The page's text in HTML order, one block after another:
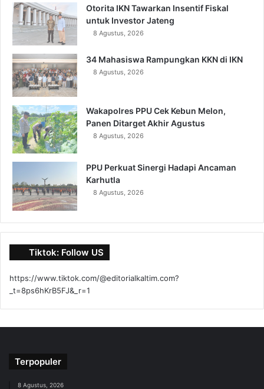
Otorita IKN Tawarkan Insentif Fiskal
untuk Investor Jateng
8 Agustus, 2026
34 Mahasiswa Rampungkan KKN di IKN
8 Agustus, 2026
Wakapolres PPU Cek Kebun Melon,
Panen Ditarget Akhir Agustus
8 Agustus, 2026
PPU Perkuat Sinergi Hadapi Ancaman
Karhutla
8 Agustus, 2026
Tiktok: Follow US
https://www.tiktok.com/@editorialkaltim.com?
_t=8ps6hKrB5FJ&_r=1
Terpopuler
8 Agustus, 2026